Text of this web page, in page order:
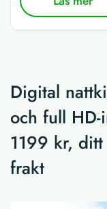
Digital
och full
1199 kr,
frakt